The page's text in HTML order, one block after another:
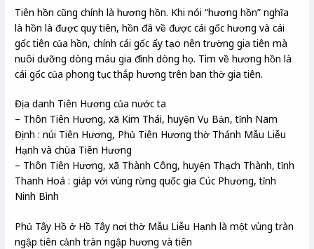
Tiên hồn cũng chính là hương hồn. Khi nói “hương hồn” nghĩa
là hồn là được quy tiên, hồn đã về được cái gốc hương và cái
gốc tiên của hồn, chính cái gốc ấy tạo nên trường gia tiên mà
nuôi dưỡng dòng máu gia đình dòng họ. Tìm về hương hồn là
cái gốc của phong tục thắp hương trên ban thờ gia tiên.
Địa danh Tiên Hương của nước ta
– Thôn Tiên Hương, xã Kim Thái, huyện Vụ Bản, tỉnh Nam
Định : núi Tiên Hương, Phủ Tiên Hương thờ Thánh Mẫu Liễu
Hạnh và chùa Tiên Hương
– Thôn Tiên Hương, xã Thành Công, huyện Thạch Thành, tỉnh
Thanh Hoá : giáp với vùng rừng quốc gia Cúc Phương, tỉnh
Ninh Bình
Phủ Tây Hồ ở Hồ Tây nơi thờ Mẫu Liễu Hạnh là một vùng tràn
ngập tiên cảnh tràn ngập hương và tiên